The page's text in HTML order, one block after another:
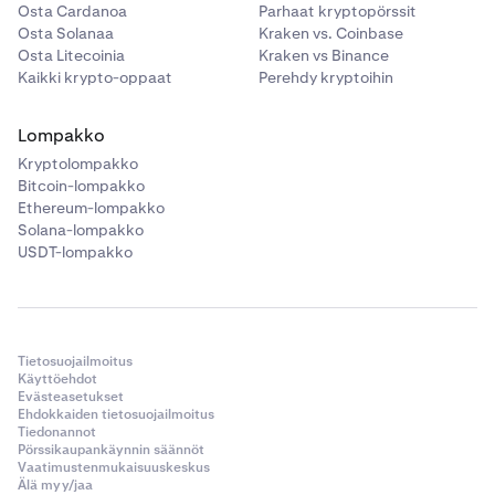
Osta Cardanoa
Osta Solanaa
Osta Litecoinia
Kaikki krypto-oppaat
Parhaat kryptopörssit
Kraken vs. Coinbase
Kraken vs Binance
Perehdy kryptoihin
Lompakko
Kryptolompakko
Bitcoin-lompakko
Ethereum-lompakko
Solana-lompakko
USDT-lompakko
Tietosuojailmoitus
Käyttöehdot
Evästeasetukset
Ehdokkaiden tietosuojailmoitus
Tiedonannot
Pörssikaupankäynnin säännöt
Vaatimustenmukaisuuskeskus
Älä myy/jaa